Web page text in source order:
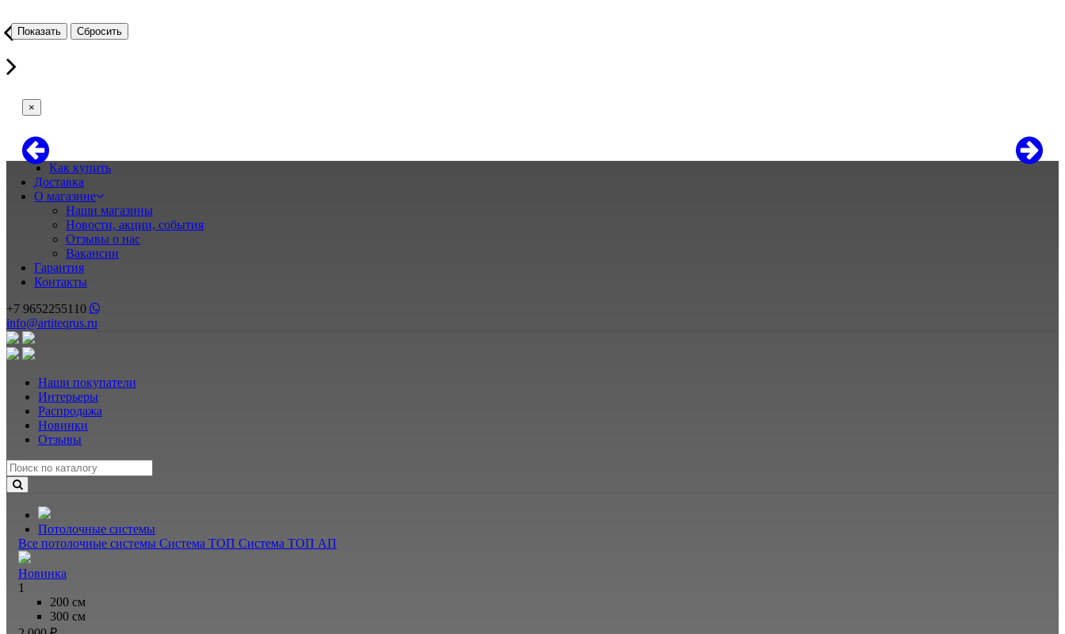
×
Как купить
Доставка
О магазине
Наши магазины
Новости, акции, события
Отзывы о нас
Вакансии
Гарантия
Контакты
+7 9652255110
info@artiteqrus.ru
Наши покупатели
Интерьеры
Распродажа
Новинки
Отзывы
Потолочные системы
Все потолочные системы Система ТОП Система ТОП АП
Новинка
1
200 см
300 см
Показать